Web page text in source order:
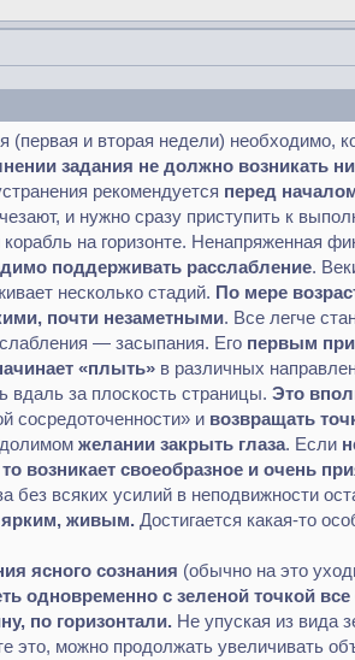
и вторая недели) необходимо,
задания не должно возникать
рекомендуется перед
и нужно сразу приступить к
на горизонте. Ненапряженная
поддерживать расслабление.
несколько стадий. По мере
почти незаметными. Все легче
— засыпания. Его первым
«плыть» в различных
вдаль за плоскость страницы. Это
сосредоточенности» и возвращать
желании закрыть глаза. Если
возникает своеобразное и очень
без всяких усилий в неподвижности
ярким, живым. Достигается какая-то
ясного сознания (обычно на это
одновременно с зеленой точкой
по горизонтали. Не упуская из вида
это, можно продолжать увеличивать